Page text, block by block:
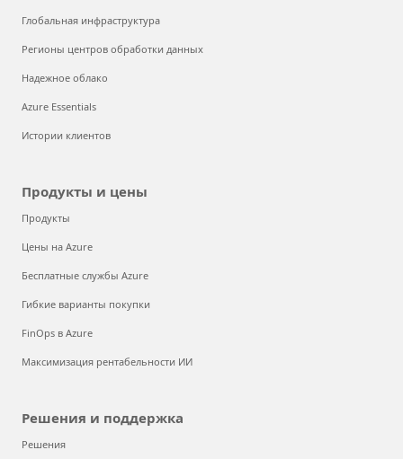
Глобальная инфраструктура
Регионы центров обработки данных
Надежное облако
Azure Essentials
Истории клиентов
Продукты и цены
Продукты
Цены на Azure
Бесплатные службы Azure
Гибкие варианты покупки
FinOps в Azure
Максимизация рентабельности ИИ
Решения и поддержка
Решения